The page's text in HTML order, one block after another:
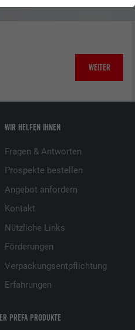
WEITER
PREFA PRODUKTE
WIR HELFEN IHNEN
Fragen & Antworten
Prospekte bestellen
Angebot anfordern
Kontakt
Nützliche Links
Förderungen
Verpackungsentpflichtung
Erfahrungen